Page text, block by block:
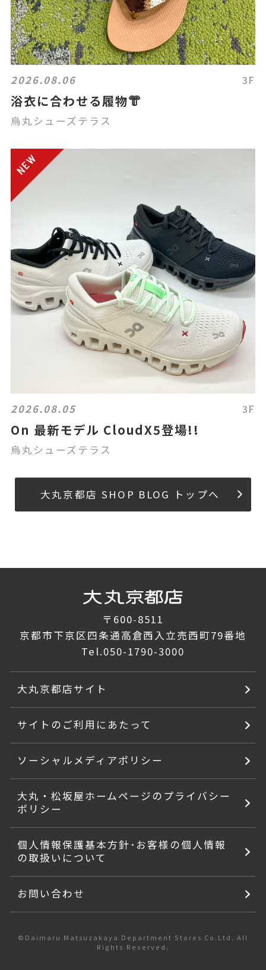
2026.08.06 3F
浴衣に合わせる履物👘
烏丸シューズテラス
2026.08.05 3F
On 最新モデル CloudX5登場!!
烏丸シューズテラス
大丸京都店 SHOP BLOG トップへ
〒600-8511
京都市下京区四条通高倉西入立売西町79番地
Tel.050-1790-3000
大丸京都店サイト
サイトのご利用にあたって
ソーシャルメディアポリシー
大丸・松坂屋ホームページのプライバシー
ポリシー
個人情報保護基本方針･お客様の個人情報
の取扱いについて
お問い合わせ
©Daimaru Matsuzakaya Department Stores Co.Ltd. All
Rights Reserved.